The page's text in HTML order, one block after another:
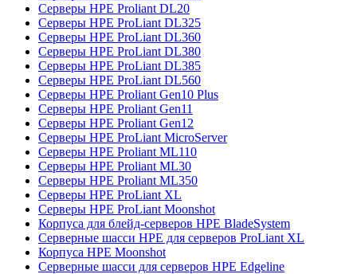
Серверы HPE Proliant DL20
Серверы HPE ProLiant DL325
Серверы HPE ProLiant DL360
Серверы HPE ProLiant DL380
Серверы HPE ProLiant DL385
Серверы HPE ProLiant DL560
Серверы HPE Proliant Gen10 Plus
Серверы HPE Proliant Gen11
Серверы HPE Proliant Gen12
Серверы HPE ProLiant MicroServer
Серверы HPE Proliant ML110
Серверы HPE Proliant ML30
Серверы HPE Proliant ML350
Серверы HPE ProLiant XL
Серверы HPE ProLiant Moonshot
Корпуса для блейд-серверов HPE BladeSystem
Серверные шасси HPE для серверов ProLiant XL
Корпуса HPE Moonshot
Серверные шасси для серверов HPE Edgeline